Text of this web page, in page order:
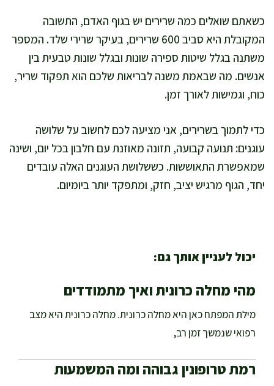
כשאתם שואלים כמה שרירים יש בגוף האדם, התשובה
המקובלת היא סביב 600 שרירים, בעיקר שרירי שלד. המספר
משתנה בגלל שיטות ספירה שונות ובגלל שונות טבעית בין
אנשים. מה שבאמת משנה לבריאות שלכם הוא תפקוד שריר,
כוח, וגמישות לאורך זמן.
כדי לתמוך בשרירים, אני מציעה לכם לחשוב על שלושה
עוגנים: תנועה קבועה, תזונה מאוזנת עם חלבון בכל יום, ושינה
שמאפשרת התאוששות. כששלושת העוגנים האלה עובדים
יחד, הגוף מרגיש יציב, חזק, ומתפקד יותר ביומיום.
יכול לעניין אותך גם:
מהי מחלה כרונית ואיך מתמודדים
מילת המפתח כאן היא מחלה כרונית. מחלה כרונית היא מצב
רפואי שנמשך זמן רב,
רמת טרופונין גבוהה ומה המשמעות